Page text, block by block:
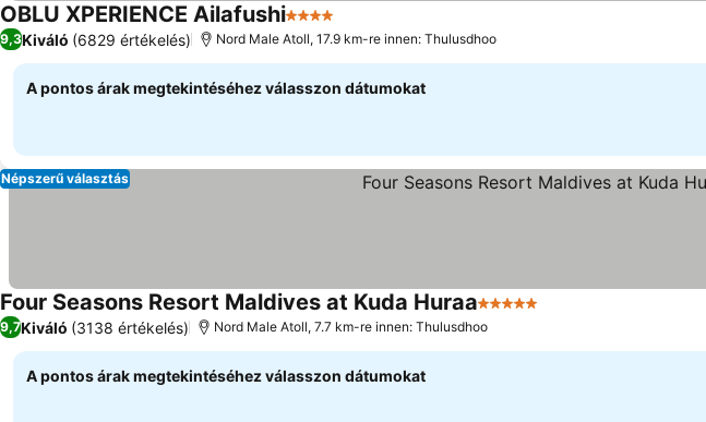
OBLU XPERIENCE Ailafushi4 Kategória
9,3Kiváló (6829 értékelés) Nord Male Atoll, 17.9 km-re innen: Thulusdhoo
A pontos árak megtekintéséhez válasszon dátumokat
Népszerű választás
Four Seasons Resort Maldives at Kuda Huraa5 Kategória
9,7Kiváló (3138 értékelés) Nord Male Atoll, 7.7 km-re innen: Thulusdhoo
A pontos árak megtekintéséhez válasszon dátumokat